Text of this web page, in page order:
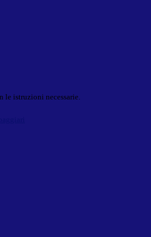
le istruzioni necessarie.